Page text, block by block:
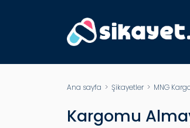
Ana sayfa > Şikayetler> MNG
Kargomu